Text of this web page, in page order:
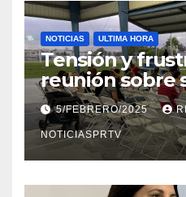
NOTICIAS ULTIMA HORA
Tensión y
reunión sobre
Reparto
5/FEBRERO/2025
NOTICIASPRTV